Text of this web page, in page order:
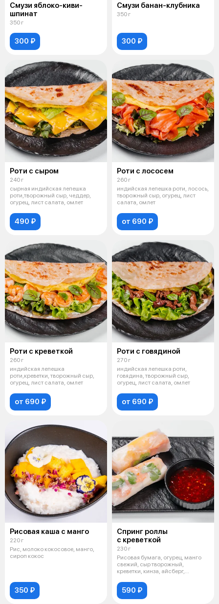
Смузи яблоко-киви-
шпинат
350 г
300 ₽
Смузи банан-клубника
350 г
300 ₽
Роти с сыром
240 г
сырная индийская лепешка
роти,творожный сыр, чеддер,
огурец, лист салата, омлет
490 ₽
Роти с лососем
260 г
индийская лепешка роти, лосось,
творожный сыр, огурец, лист
салата, омлет
от 690 ₽
Роти с креветкой
260 г
индийская лепешка
роти,креветки, творожный сыр,
огурец, лист салата, омлет
от 690 ₽
Роти с говядиной
270 г
индийская лепешка роти,
говядина, творожный сыр,
огурец, лист салата, омлет
от 690 ₽
Рисовая каша с манго
220 г
Рис, молоко кокосовое, манго,
сироп кокос
350 ₽
Спринг роллы
с креветкой
230 г
Рисовая бумага, огурец, манго
свежий, сыр творожный,
креветки, кинза, айсберг,
590 ₽